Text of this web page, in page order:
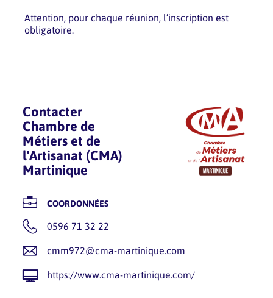
Attention, pour chaque réunion, l’inscription est
obligatoire.
Contacter
Chambre de
Métiers et de
l'Artisanat (CMA)
Martinique
COORDONNÉES
0596 71 32 22
cmm972@cma-martinique.com
https://www.cma-martinique.com/